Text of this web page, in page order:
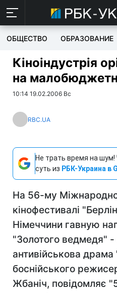
ОБЩЕСТВО ОБРАЗОВАНИЕ
Кіноіндустрія
на
10:14 19.02.2006 Вс
RBC.UA
Не трать время на шум!
суть из РБК-Украина в
На 56-му
кінофестивалі
Німеччини гавную
"Золотого ведмедя" -
антивійськова драма
боснійського
Жбаніч, повідомляє